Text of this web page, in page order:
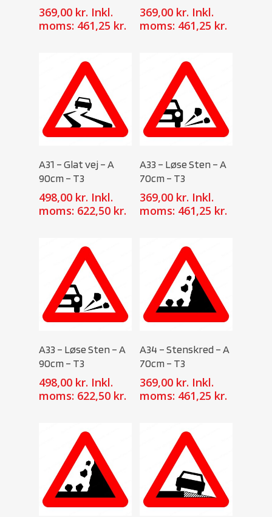
369,00 kr. Inkl.
moms: 461,25 kr.
369,00 kr. Inkl.
moms: 461,25 kr.
A31 – Glat vej – A
90cm – T3
498,00 kr. Inkl.
moms: 622,50 kr.
A33 – Løse Sten – A
70cm – T3
369,00 kr. Inkl.
moms: 461,25 kr.
A33 – Løse Sten – A
90cm – T3
498,00 kr. Inkl.
moms: 622,50 kr.
A34 – Stenskred – A
70cm – T3
369,00 kr. Inkl.
moms: 461,25 kr.